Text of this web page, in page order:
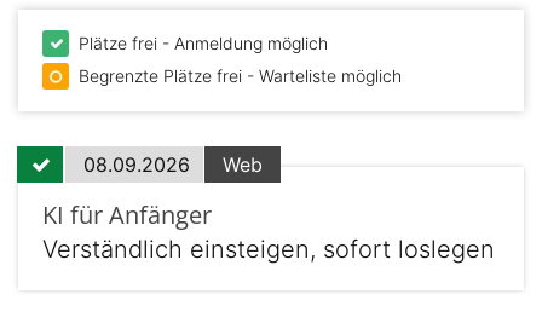
Plätze frei - Anmeldung möglich
Begrenzte Plätze frei - Warteliste möglich
08.09.2026 Web
KI für Anfänger
Verständlich einsteigen, sofort loslegen